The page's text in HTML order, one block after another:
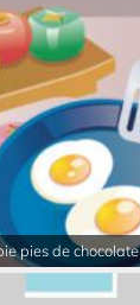
pies de chocolate